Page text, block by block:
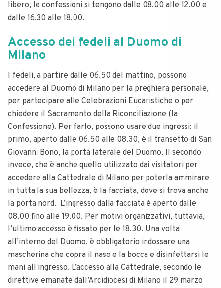
libero, le confessioni si tengono dalle 08.00 alle 12.00 e
dalle 16.30 alle 18.00.
Accesso dei fedeli al Duomo di
Milano
I fedeli, a partire dalle 06.50 del mattino, possono
accedere al Duomo di Milano per la preghiera personale,
per partecipare alle Celebrazioni Eucaristiche o per
chiedere il Sacramento della Riconciliazione (la
Confessione). Per farlo, possono usare due ingressi: il
primo, aperto dalle 06.50 alle 08.30, è il transetto di San
Giovanni Bono, la porta laterale del Duomo. Il secondo
invece, che è anche quello utilizzato dai visitatori per
accedere alla Cattedrale di Milano per poterla ammirare
in tutta la sua bellezza, è la facciata, dove si trova anche
la porta nord. L’ingresso dalla facciata è aperto dalle
08.00 fino alle 19.00. Per motivi organizzativi, tuttavia,
l’ultimo accesso è fissato per le 18.30. Una volta
all’interno del Duomo, è obbligatorio indossare una
mascherina che copra il naso e la bocca e disinfettarsi le
mani all’ingresso. L’accesso alla Cattedrale, secondo le
direttive emanate dall’Arcidiocesi di Milano il 29 marzo